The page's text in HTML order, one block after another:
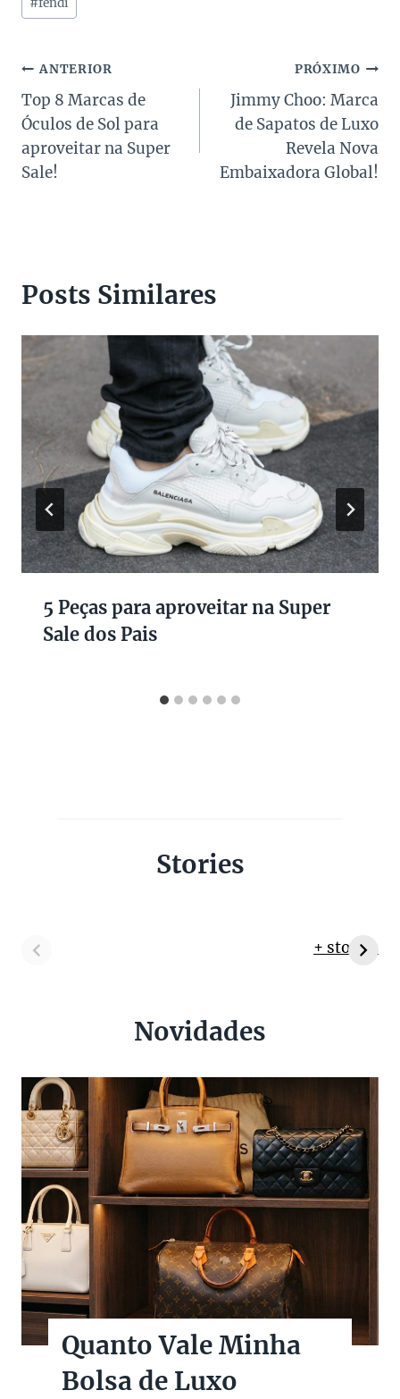
do
#fendi
Navegação
de
Post
ANTERIOR
Top 8 Marcas de
Óculos de Sol para
aproveitar na Super
Sale!
PRÓXIMO
Jimmy Choo: Marca
de Sapatos de Luxo
Revela Nova
Embaixadora Global!
Posts Similares
5 Peças para aproveitar na Super
Sale dos Pais
Stories
+ stories
Novidades
Quanto Vale Minha
Bolsa de Luxo